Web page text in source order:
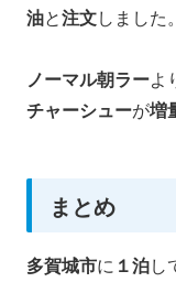
油と注文しました。
ノーマル朝ラーよ
チャーシューが増
まとめ
多賀城市に １泊し